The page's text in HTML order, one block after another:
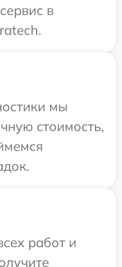
в
мы
стоимость,
работ и